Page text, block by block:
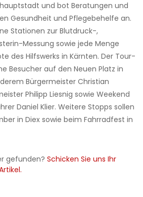
und bot Beratungen und
Gesundheit und Pflegebehelfe an.
Stationen zur Blutdruck-,
Messung sowie jede Menge
des Hilfswerks in Kärnten. Der Tour-
Besucher auf den Neuen Platz in
Bürgermeister Christian
Philipp Liesnig sowie Weekend
Daniel Klier. Weitere Stopps sollen
in Diex sowie beim Fahrradfest in
gefunden? Schicken Sie uns Ihr